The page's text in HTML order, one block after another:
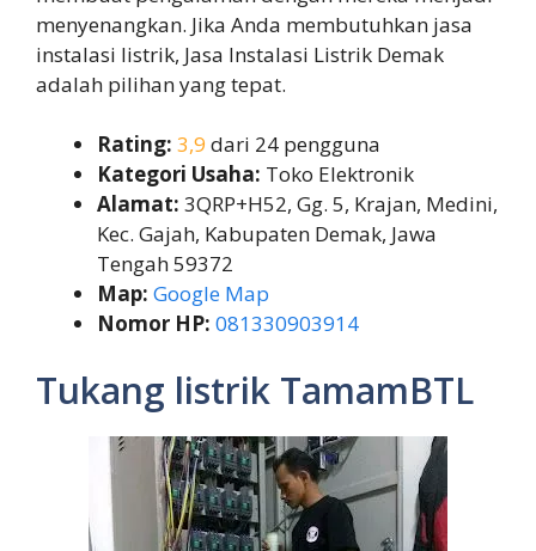
menyenangkan. Jika Anda membutuhkan jasa
instalasi listrik, Jasa Instalasi Listrik Demak
adalah pilihan yang tepat.
Rating: 3,9 dari 24 pengguna
Kategori Usaha: Toko Elektronik
Alamat: 3QRP+H52, Gg. 5, Krajan, Medini,
Kec. Gajah, Kabupaten Demak, Jawa
Tengah 59372
Map: Google Map
Nomor HP: 081330903914
Tukang listrik TamamBTL